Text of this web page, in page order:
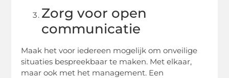
Zorg voor open
communicatie
Maak het voor iedereen mogelijk om onveilige
situaties bespreekbaar te maken. Met elkaar,
maar ook met het management. Een